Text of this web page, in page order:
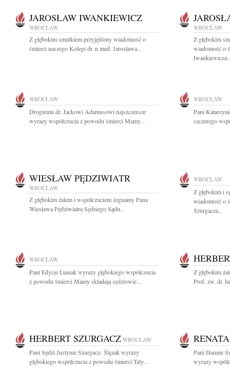
JAROSŁAW IWANKIEWICZ
WROCŁAW
Z głębokim smutkiem przyjęliśmy wiadomość o
śmierci naszego Kolegi dr. n med. Jarosława...
WROCŁAW
Z głębokim
wiadomość o
WROCŁAW
Drogiemu dr. Jackowi Adamusowi najszczersze
wyrazy współczucia z powodu śmierci Mamy...
WROCŁAW
Pani
szczerego
WIESŁAW PĘDZIWIATR
WROCŁAW
Z głębokim żalem i współczuciem żegnamy Pana
Wiesława Pędziwiatra Sędziego Sądu...
WROCŁAW
Z głębokim i
wiadomość o
Szurgacza...
WROCŁAW
Pani Edycie Luniak wyrazy głębokiego współczucia
z powodu śmierci Mamy składają sędziowie...
Z głębokim
Prof. zw. dr.
HERBERT SZURGACZ WROCŁAW
Pani Sędzi Justynie Szurgacz- Ślęzak wyrazy
głębokiego współczucia z powodu śmierci Taty...
Pani Hannie
wyrazy